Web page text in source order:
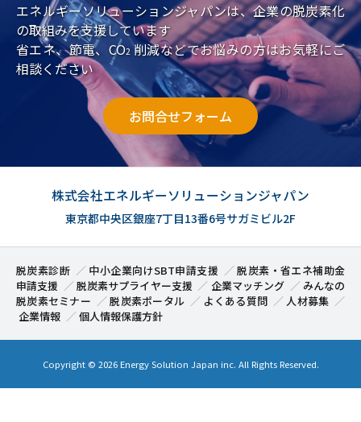
エネルギーソリューションジャパンは、企業の脱炭素化
の取組みを支援しています
省エネ、節電、CO2 削減などでお悩みの方はお気軽にご
相談ください
お問合せフォーム
株式会社エネルギーソリューションジャパン
東京都中央区銀座7丁目13番6号サガミビル2F
脱炭素診断 中小企業向けSBT申請支援
脱炭素・省エネ補助金
申請支援
脱炭素サプライヤー支援 企業マッチング
みんなの
脱炭素セミナー
脱炭素ポータル よくある質問
人材募集
企業情報
個人情報保護方針
Copyright © 2026 Energy Solution Japan inc. All Rights Reserved.